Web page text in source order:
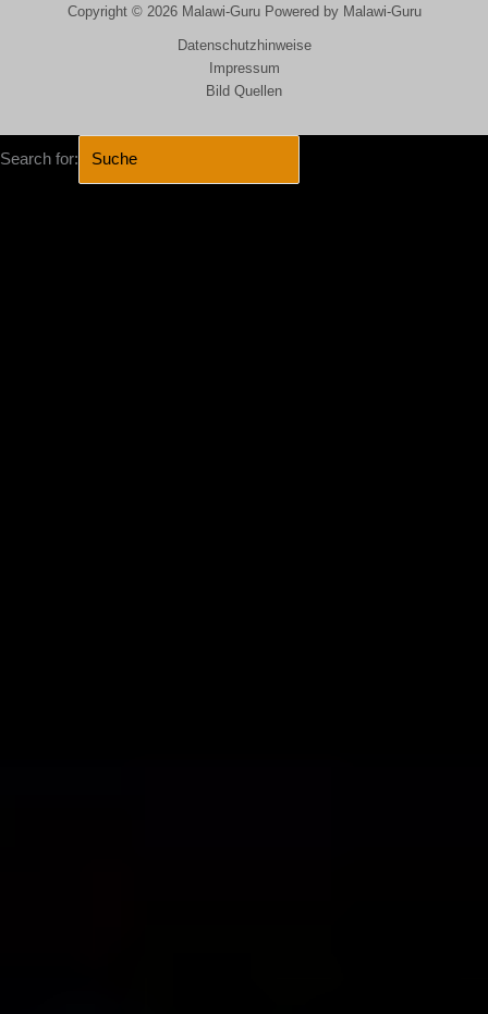
Copyright © 2026 Malawi-Guru Powered by Malawi-Guru
Datenschutzhinweise
Impressum
Bild Quellen
Search for: